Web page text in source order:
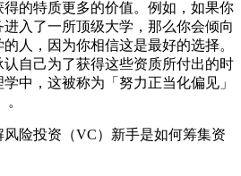
的特质更多的价值。例如，如果你
入了一所顶级大学，那么你会倾向
人，因为你相信这是最好的选择。
自己为了获得这些资质所付出的时
中，这被称为「努力正当化偏见」
。
险投资（VC）新手是如何筹集资